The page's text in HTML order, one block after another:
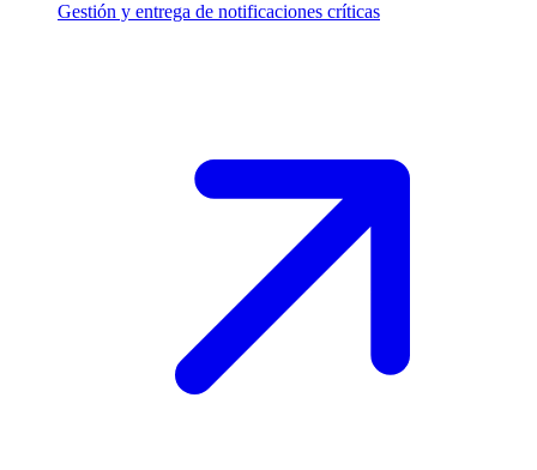
Gestión y entrega de notificaciones críticas